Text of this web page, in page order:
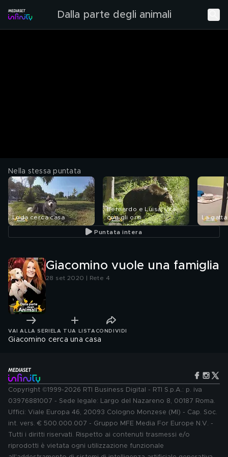
Dalla parte degli animali
Nella stessa puntata
Loda cerca casa
Bernardo e Luisa, vita
con gli orsi
La
Puntata intera
Giacomino vuole una famiglia
28 set 2020 | Rete 4
VAI ALLA SERIE LA TUA LISTA CONDIVIDI
Giacomino cerca una casa
Copyright ©1999-2026 RTI Business Digital - RTI S.p.A.: p. iva
03976881007 - Sede legale: Largo del Nazareno 8, 00187 Roma.
Uffici: Viale Europa 46, 20093 Cologno Monzese (MI) - Cap. Soc.
int. vers. € 500.000.007 - Gruppo MFE Media For Europe N.V. -
Tutti i diritti riservati. Rispetto ai contenuti trasmessi e/o
riprodotti è vietata ogni utilizzazione funzionale